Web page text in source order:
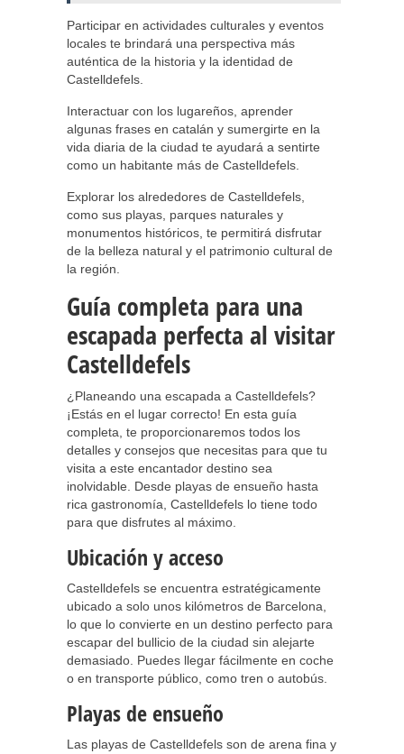
Participar en actividades culturales y eventos
locales te brindará una perspectiva más
auténtica de la historia y la identidad de
Castelldefels.
Interactuar con los lugareños, aprender
algunas frases en catalán y sumergirte en la
vida diaria de la ciudad te ayudará a sentirte
como un habitante más de Castelldefels.
Explorar los alrededores de Castelldefels,
como sus playas, parques naturales y
monumentos históricos, te permitirá disfrutar
de la belleza natural y el patrimonio cultural de
la región.
Guía completa para una
escapada perfecta al visitar
Castelldefels
¿Planeando una escapada a Castelldefels?
¡Estás en el lugar correcto! En esta guía
completa, te proporcionaremos todos los
detalles y consejos que necesitas para que tu
visita a este encantador destino sea
inolvidable. Desde playas de ensueño hasta
rica gastronomía, Castelldefels lo tiene todo
para que disfrutes al máximo.
Ubicación y acceso
Castelldefels se encuentra estratégicamente
ubicado a solo unos kilómetros de Barcelona,
lo que lo convierte en un destino perfecto para
escapar del bullicio de la ciudad sin alejarte
demasiado. Puedes llegar fácilmente en coche
o en transporte público, como tren o autobús.
Playas de ensueño
Las playas de Castelldefels son de arena fina y